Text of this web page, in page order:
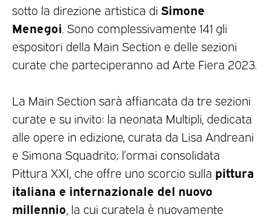
sotto la direzione artistica di Simone
Menegoi . Sono complessivamente 141 gli
espositori della Main Section e delle sezioni
curate che parteciperanno ad Arte Fiera 2023.
La Main Section sarà affiancata da tre sezioni
curate e su invito: la neonata Multipli, dedicata
alle opere in edizione, curata da Lisa Andreani
e Simona Squadrito; l’ormai consolidata
Pittura XXI, che offre uno scorcio sulla pittura
italiana e internazionale del nuovo
millennio , la cui curatela è nuovamente